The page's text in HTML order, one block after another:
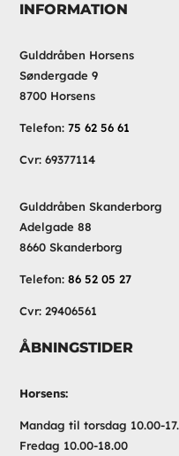
INFORMATION
Gulddråben Horsens
Søndergade 9
8700 Horsens
Telefon:75 62 56 61
Cvr: 69377114
Gulddråben Skanderborg
Adelgade 88
8660 Skanderborg
Telefon:86 52 05 27
Cvr: 29406561
ÅBNINGSTIDER
Horsens:
Mandag til torsdag 10.00-
Fredag 10.00-18.00